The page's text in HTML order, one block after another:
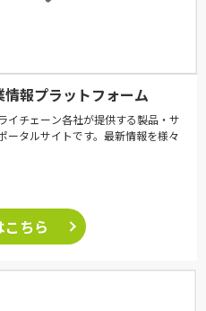
報プラットフォーム
イチェーン各社が提供する製品・サ
ータルサイトです。最新情報を様々
こちら